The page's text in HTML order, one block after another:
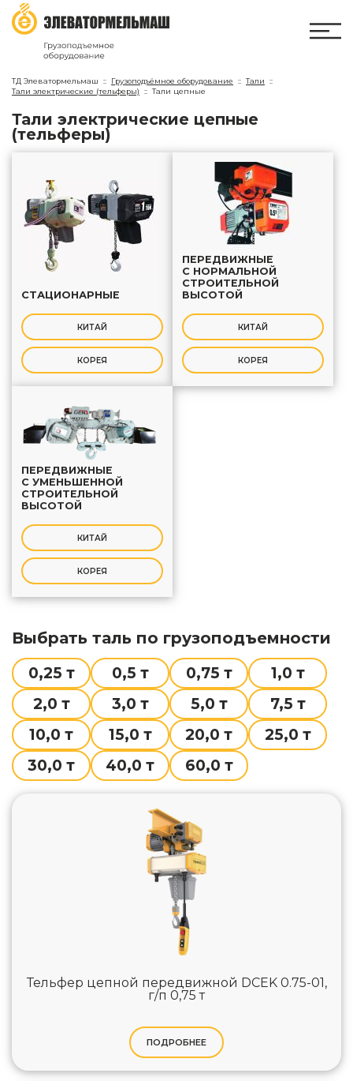
ТД Элеватормельмаш Грузоподъёмное оборудование
Тали
Тали электрические (тельферы)
Тали цепные
тали электрические цепные
(тельферы)
СТАЦИОНАРНЫЕ
КИТАЙ
КОРЕЯ
ПЕРЕДВИЖНЫЕ
С НОРМАЛЬНОЙ
СТРОИТЕЛЬНОЙ
ВЫСОТОЙ
КИТАЙ
КОРЕЯ
ПЕРЕДВИЖНЫЕ
С УМЕНЬШЕННОЙ
СТРОИТЕЛЬНОЙ
ВЫСОТОЙ
КИТАЙ
КОРЕЯ
Выбрать таль по грузоподъемности
0,25 т 0,5 т 0,75 т
1,0 т
2,0 т
3,0 т 5,0 т
7,5 т
10,0 т
15,0 т 20,0 т
25,0 т
30,0 т
40,0 т 60,0 т
Тельфер цепной передвижной DCEK 0.75-01,
г/п 0,75 т
ПОДРОБНЕЕ